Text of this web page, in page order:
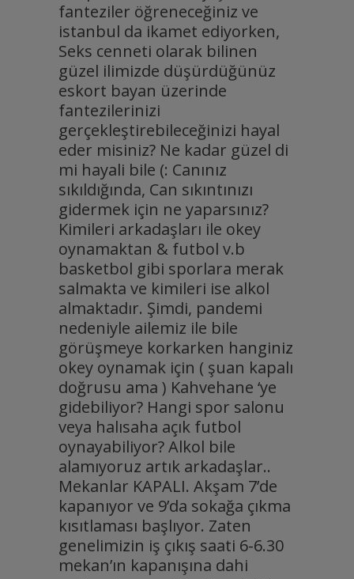
fanteziler öğreneceğiniz ve
istanbul da ikamet ediyorken,
Seks cenneti olarak bilinen
güzel ilimizde düşürdüğünüz
eskort bayan üzerinde
fantezilerinizi
gerçekleştirebileceğinizi hayal
eder misiniz? Ne kadar güzel di
mi hayali bile (: Canınız
sıkıldığında, Can sıkıntınızı
gidermek için ne yaparsınız?
Kimileri arkadaşları ile okey
oynamaktan & futbol v.b
basketbol gibi sporlara merak
salmakta ve kimileri ise alkol
almaktadır. Şimdi, pandemi
nedeniyle ailemiz ile bile
görüşmeye korkarken hanginiz
okey oynamak için ( şuan kapalı
doğrusu ama ) Kahvehane ‘ye
gidebiliyor? Hangi spor salonu
veya halısaha açık futbol
oynayabiliyor? Alkol bile
alamıyoruz artık arkadaşlar..
Mekanlar KAPALI. Akşam 7’de
kapanıyor ve 9’da sokağa çıkma
kısıtlaması başlıyor. Zaten
genelimizin iş çıkış saati 6-6.30
mekan’ın kapanışına dahi